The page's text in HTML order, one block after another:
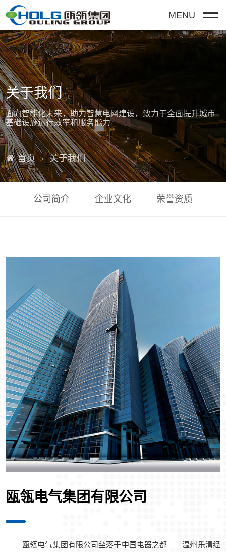
MENU
关于我们
面向智能化未来，助力智慧电网建设，致力于全面提升城市
基础设施运行效率和服务能力
 首页 > 关于我们
公司简介 企业文化 荣誉资质
瓯瓴电气集团有限公司
瓯瓴电气集团有限公司坐落于中国电器之都——温州乐清经